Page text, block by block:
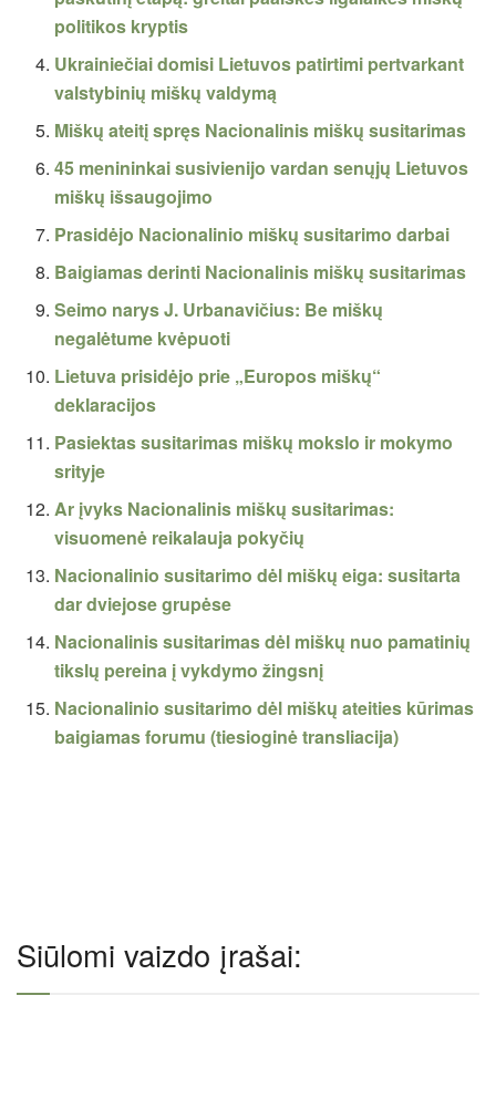
politikos kryptis
Ukrainiečiai domisi Lietuvos patirtimi pertvarkant
valstybinių miškų valdymą
Miškų ateitį spręs Nacionalinis miškų susitarimas
45 menininkai susivienijo vardan senųjų Lietuvos
miškų išsaugojimo
Prasidėjo Nacionalinio miškų susitarimo darbai
Baigiamas derinti Nacionalinis miškų susitarimas
Seimo narys J. Urbanavičius: Be miškų
negalėtume kvėpuoti
Lietuva prisidėjo prie „Europos miškų“
deklaracijos
Pasiektas susitarimas miškų mokslo ir mokymo
srityje
Ar įvyks Nacionalinis miškų susitarimas:
visuomenė reikalauja pokyčių
Nacionalinio susitarimo dėl miškų eiga: susitarta
dar dviejose grupėse
Nacionalinis susitarimas dėl miškų nuo pamatinių
tikslų pereina į vykdymo žingsnį
Nacionalinio susitarimo dėl miškų ateities kūrimas
baigiamas forumu (tiesioginė transliacija)
Siūlomi vaizdo įrašai: